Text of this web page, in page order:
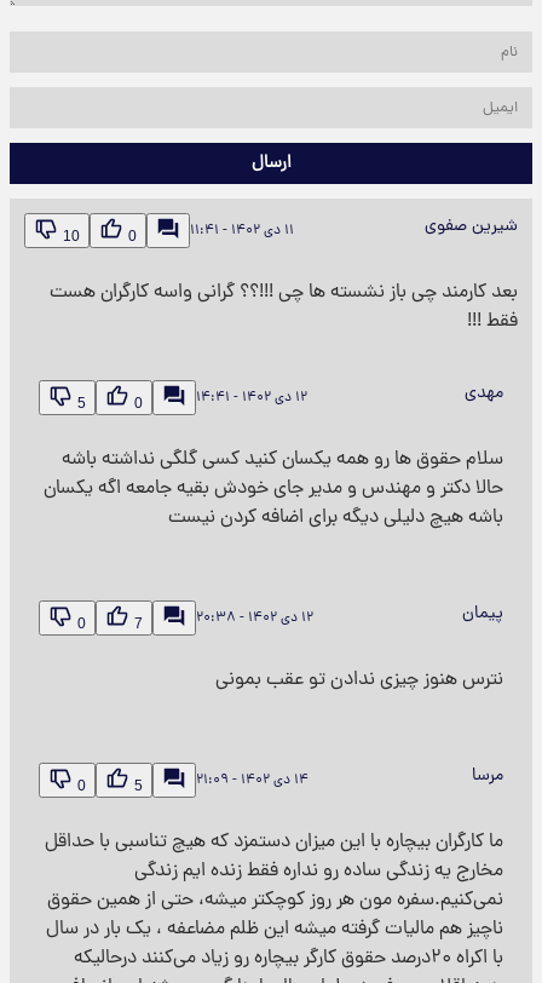
ارسال
شیرین صفوی ۱۱ دی ۱۴۰۲ - ۱۱:۴۱ 0
10
بعد کارمند چی باز نشسته ها چی !!!؟؟ گرانی واسه کارگران هست
فقط !!!
مهدی ۱۲ دی ۱۴۰۲ - ۱۴:۴۱ 0
5
سلام حقوق ها رو همه یکسان کنید کسی گلگی نداشته باشه
حالا دکتر و مهندس و مدیر جای خودش بقیه جامعه اگه یکسان
باشه هیچ دلیلی دیگه برای اضافه کردن نیست
پیمان ۱۲ دی ۱۴۰۲ - ۲۰:۳۸ 7
0
نترس هنوز چیزی ندادن تو عقب بمونی
مرسا ۱۴ دی ۱۴۰۲ - ۲۱:۰۹ 5
0
ما کارگران بیچاره با این میزان دستمزد که هیچ تناسبی با حداقل
مخارج یه زندگی ساده رو نداره فقط زنده ایم زندگی
نمی‌کنیم.سفره مون هر روز کوچکتر میشه، حتی از همین حقوق
ناچیز هم مالیات گرفته میشه این ظلم مضاعفه ، یک بار در سال
با اکراه ۲۰درصد حقوق کارگر بیچاره رو زیاد می‌کنند درحالیکه